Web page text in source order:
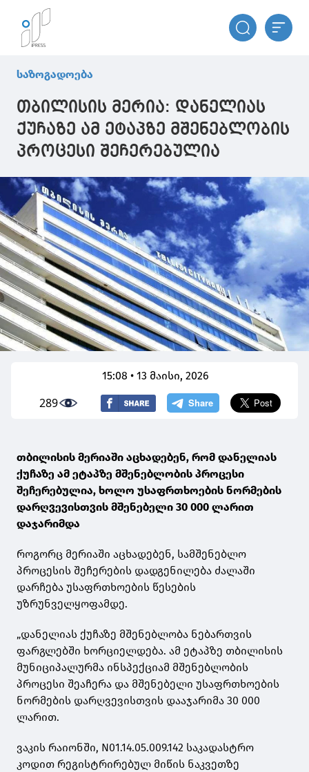
საზოგადოება
თბილისის მერია: დანელიას
ქუჩაზე ამ ეტაპზე მშენებლობის
პროცესი შეჩერებულია
15:08 • 13 მაისი, 2026
289
თბილისის მერიაში აცხადებენ, რომ დანელიას
ქუჩაზე ამ ეტაპზე მშენებლობის პროცესი
შეჩერებულია, ხოლო უსაფრთხოების ნორმების
დარღვევისთვის მშენებელი 30 000 ლარით
დაჯარიმდა
როგორც მერიაში აცხადებენ, სამშენებლო
პროცესის შეჩერების დადგენილება ძალაში
დარჩება უსაფრთხოების წესების
უზრუნველყოფამდე.
„დანელიას ქუჩაზე მშენებლობა ნებართვის
ფარგლებში ხორციელდება. ამ ეტაპზე თბილისის
მუნიციპალურმა ინსპექციამ მშენებლობის
პროცესი შეაჩერა და მშენებელი უსაფრთხოების
ნორმების დარღვევისთვის დააჯარიმა 30 000
ლარით.
ვაკის რაიონში, N01.14.05.009.142 საკადასტრო
კოდით რეგისტრირებულ მიწის ნაკვეთზე